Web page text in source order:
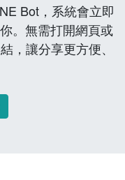
Bot，系統會立即
。無需打開網頁或
，讓分享更方便、